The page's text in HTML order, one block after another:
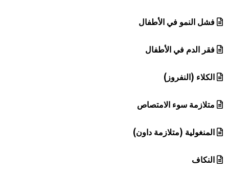
فشل النمو في الأطفال
فقر الدم في الأطفال
الكلاء (النفروز)
متلازمة سوء الامتصاص
المنغولية (متلازمة داون)
النكاف